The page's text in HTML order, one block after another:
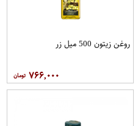
روغن زیتون 500 میل زر
۷۶۶,۰۰۰